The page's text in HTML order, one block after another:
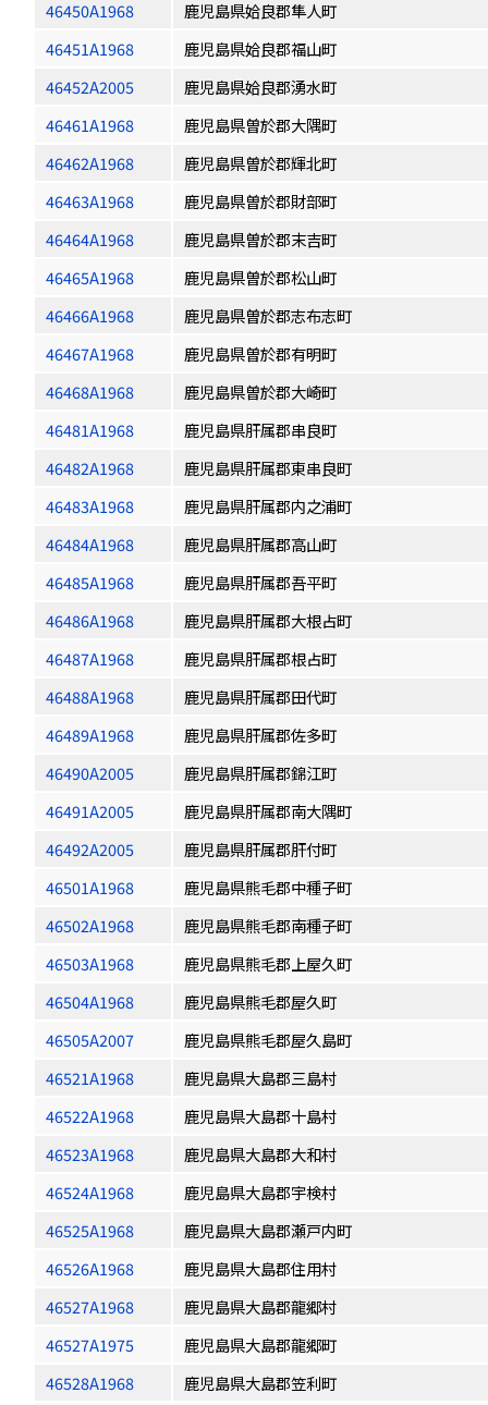
46450A1968
鹿児島県姶良郡隼人町
46451A1968
鹿児島県姶良郡福山町
46452A2005
鹿児島県姶良郡湧水町
46461A1968
鹿児島県曽於郡大隅町
46462A1968
鹿児島県曽於郡輝北町
46463A1968
鹿児島県曽於郡財部町
46464A1968
鹿児島県曽於郡末吉町
46465A1968
鹿児島県曽於郡松山町
46466A1968
鹿児島県曽於郡志布志町
46467A1968
鹿児島県曽於郡有明町
46468A1968
鹿児島県曽於郡大崎町
46481A1968
鹿児島県肝属郡串良町
46482A1968
鹿児島県肝属郡東串良町
46483A1968
鹿児島県肝属郡内之浦町
46484A1968
鹿児島県肝属郡高山町
46485A1968
鹿児島県肝属郡吾平町
46486A1968
鹿児島県肝属郡大根占町
46487A1968
鹿児島県肝属郡根占町
46488A1968
鹿児島県肝属郡田代町
46489A1968
鹿児島県肝属郡佐多町
46490A2005
鹿児島県肝属郡錦江町
46491A2005
鹿児島県肝属郡南大隅町
46492A2005
鹿児島県肝属郡肝付町
46501A1968
鹿児島県熊毛郡中種子町
46502A1968
鹿児島県熊毛郡南種子町
46503A1968
鹿児島県熊毛郡上屋久町
46504A1968
鹿児島県熊毛郡屋久町
46505A2007
鹿児島県熊毛郡屋久島町
46521A1968
鹿児島県大島郡三島村
46522A1968
鹿児島県大島郡十島村
46523A1968
鹿児島県大島郡大和村
46524A1968
鹿児島県大島郡宇検村
46525A1968
鹿児島県大島郡瀬戸内町
46526A1968
鹿児島県大島郡住用村
46527A1968
鹿児島県大島郡龍郷村
46527A1975
鹿児島県大島郡龍郷町
46528A1968
鹿児島県大島郡笠利町